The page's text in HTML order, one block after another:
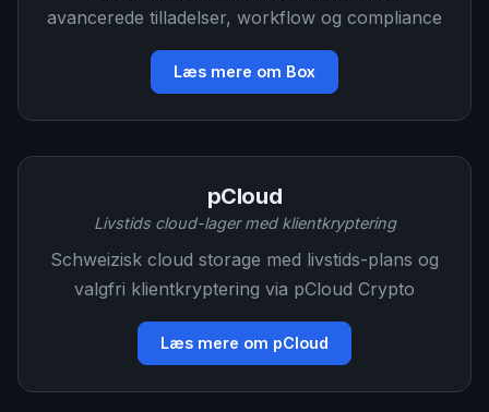
avancerede tilladelser, workflow og compliance
Læs mere om Box
pCloud
Livstids cloud-lager med klientkryptering
Schweizisk cloud storage med livstids-plans og
valgfri klientkryptering via pCloud Crypto
Læs mere om pCloud